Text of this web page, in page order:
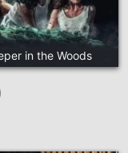
in the Woods